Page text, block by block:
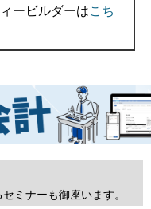
ービルダーはこち
ミナーも御座います。